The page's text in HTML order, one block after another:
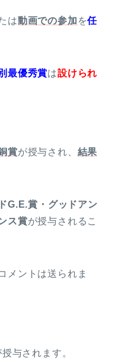
は動画での参加 を任
最優秀賞は設けられ
賞が授与され、 結果
G.E.賞・グッドアン
ス賞が授与されるこ
メントは送られま
授与されます。